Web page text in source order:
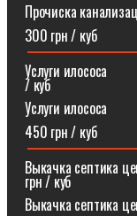
Прочиска
300 грн / куб
Услуги
/ куб
Услуги илососа
450 грн / куб
Выкачка
грн / куб
Выкачка септика